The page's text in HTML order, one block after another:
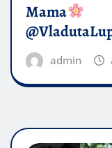
Mama
admin